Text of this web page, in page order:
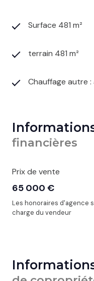
Surface 481 m²
terrain 481 m²
Chauffage autre
financières
Prix de vente
65 000 €
Les honoraires d'agence
charge du vendeur